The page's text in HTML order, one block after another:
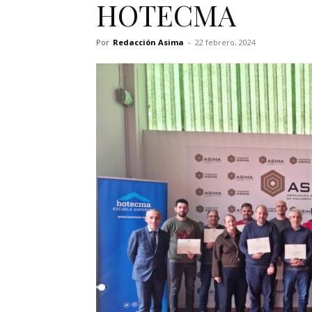
HOTECMA
Por Redacción Asima - 22 febrero, 2024